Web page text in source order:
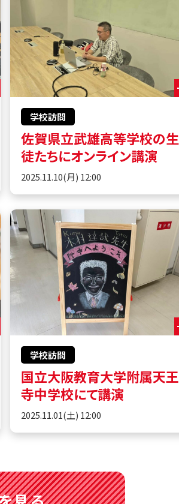
学校訪問
佐賀県立武雄高等学校の生
徒たちにオンライン講演
2025.11.10(月) 12:00
学校訪問
国立大阪教育大学附属天王
寺中学校にて講演
2025.11.01(土) 12:00